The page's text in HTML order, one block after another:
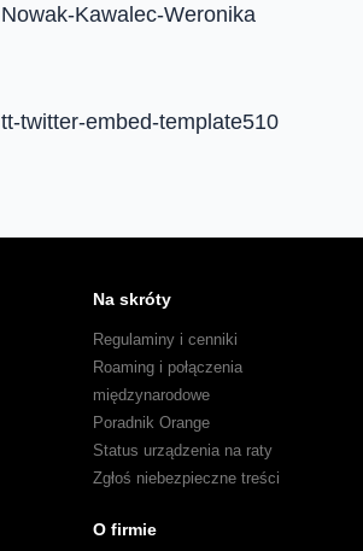
Nowak-Kawalec-Weronika
tt-twitter-embed-template510
Na skróty
Regulaminy i cenniki
Roaming i połączenia
międzynarodowe
Poradnik Orange
Status urządzenia na raty
Zgłoś niebezpieczne treści
O firmie